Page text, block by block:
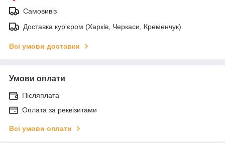
Самовивіз
Доставка кур'єром (Харків, Черкаси, Кременчук)
Всі умови доставки
Умови оплати
Післяплата
Оплата за реквізитами
Всі умови оплати